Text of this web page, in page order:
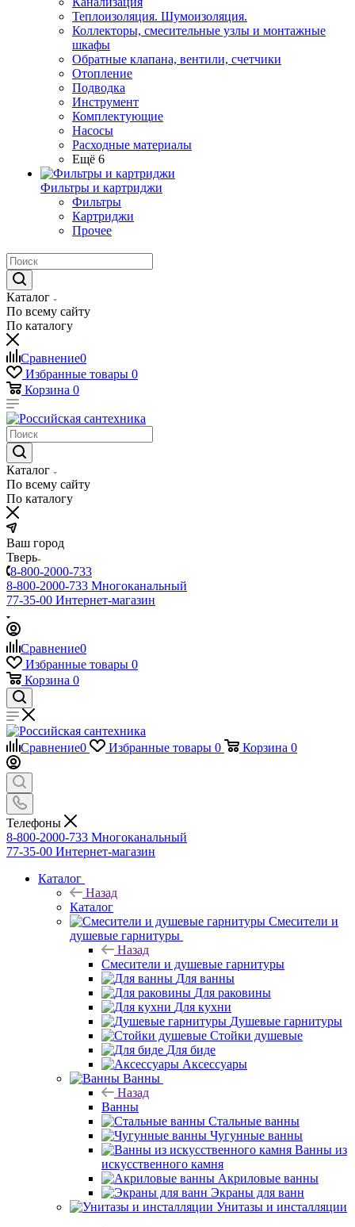
Теплоизоляция. Шумоизоляция.
Коллекторы, смесительные узлы и монтажные
шкафы
Обратные клапана, вентили, счетчики
Отопление
Подводка
Инструмент
Комплектующие
Насосы
Расходные материалы
Ещё 6
Фильтры и картриджи
Фильтры
Картриджи
Прочее
Каталог
По всему сайту
По каталогу
Сравнение0
Избранные товары 0
Корзина 0
Каталог
По всему сайту
По каталогу
Ваш город
Тверь
8-800-2000-733
8-800-2000-733 Многоканальный
77-35-00 Интернет-магазин
Сравнение0
Избранные товары 0
Корзина 0
Сравнение0 Избранные товары 0 Корзина 0
Телефоны
8-800-2000-733 Многоканальный
77-35-00 Интернет-магазин
Каталог
Назад
Каталог
Смесители и
душевые гарнитуры
Назад
Смесители и душевые гарнитуры
Для ванны
Для раковины
Для кухни
Душевые гарнитуры
Стойки душевые
Для биде
Аксессуары
Ванны
Назад
Ванны
Стальные ванны
Чугунные ванны
Ванны из
искусственного камня
Акриловые ванны
Экраны для ванн
Унитазы и инсталляции